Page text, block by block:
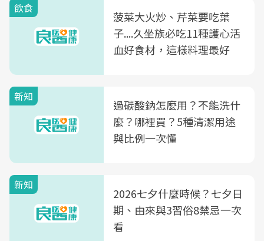
飲食
菠菜大火炒、芹菜要吃葉
子....久坐族必吃11種護心活
血好食材，這樣料理最好
新知
過碳酸鈉怎麼用？不能洗什
麼？哪裡買？5種清潔用途
與比例一次懂
新知
2026七夕什麼時候？七夕日
期、由來與3習俗8禁忌一次
看